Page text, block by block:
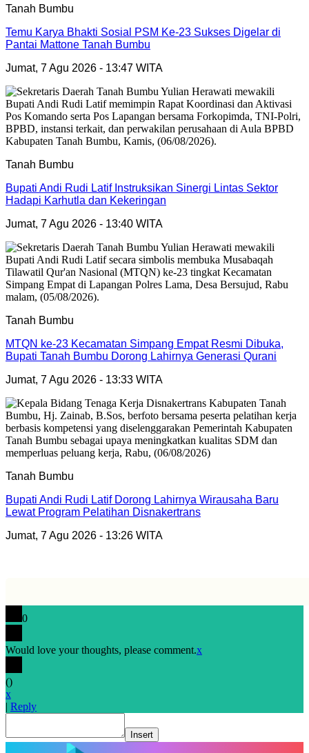
Tanah Bumbu
Temu Karya Bhakti Sosial PSM Ke-23 Sukses Digelar di
Pantai Mattone Tanah Bumbu
Jumat, 7 Agu 2026 - 13:47 WITA
Tanah Bumbu
Bupati Andi Rudi Latif Instruksikan Sinergi Lintas Sektor
Hadapi Karhutla dan Kekeringan
Jumat, 7 Agu 2026 - 13:40 WITA
Tanah Bumbu
MTQN ke-23 Kecamatan Simpang Empat Resmi Dibuka,
Bupati Tanah Bumbu Dorong Lahirnya Generasi Qurani
Jumat, 7 Agu 2026 - 13:33 WITA
Tanah Bumbu
Bupati Andi Rudi Latif Dorong Lahirnya Wirausaha Baru
Lewat Program Pelatihan Disnakertrans
Jumat, 7 Agu 2026 - 13:26 WITA
0
Would love your thoughts, please comment.x
()
x
| Reply
Insert